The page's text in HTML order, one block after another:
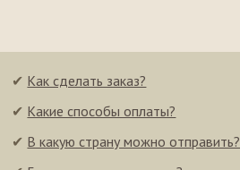
✔ Как сделать заказ?
✔ Какие способы оплаты?
✔ В какую страну можно отправить?